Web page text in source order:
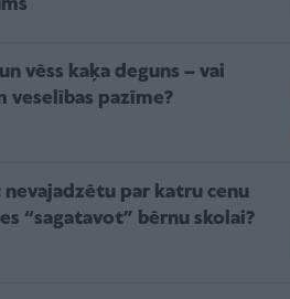
vēss kaķa deguns – vai
veselības pazīme?
nevajadzētu par katru cenu
“sagatavot” bērnu skolai?